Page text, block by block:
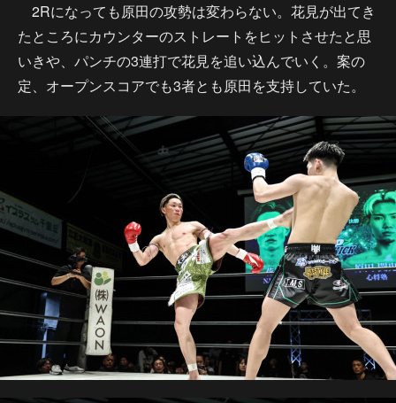
2Rになっても原田の攻勢は変わらない。花見が出てき
たところにカウンターのストレートをヒットさせたと思
いきや、パンチの3連打で花見を追い込んでいく。案の
定、オープンスコアでも3者とも原田を支持していた。